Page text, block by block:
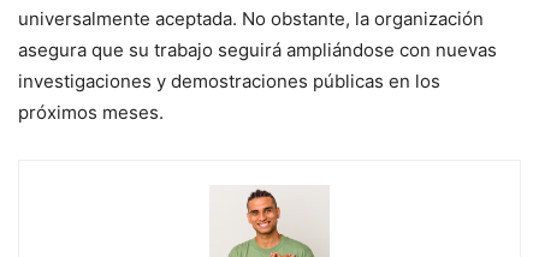
universalmente aceptada. No obstante, la organización
asegura que su trabajo seguirá ampliándose con nuevas
investigaciones y demostraciones públicas en los
próximos meses.